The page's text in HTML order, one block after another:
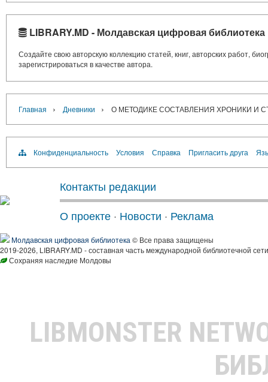
LIBRARY.MD - Молдавская цифровая библиотека
Создайте свою авторскую коллекцию статей, книг, авторских работ,
зарегистрироваться в качестве автора.
Главная › Дневники › О МЕТОДИКЕ СОСТАВЛЕНИЯ ХРОНИКИ И
Конфиденциальность Условия Справка Пригласить друга
Контакты редакции
О проекте · Новости · Реклама
Молдавская цифровая библиотека © Все права защищены
2019-2026, LIBRARY.MD - составная часть международной библиотечной
Сохраняя наследие Молдовы
LIBMONSTER